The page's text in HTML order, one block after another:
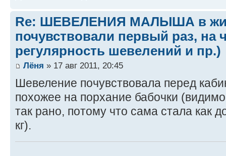
Re: ШЕВЕЛЕНИЯ МАЛЫША в
почувствовали первый раз, на
регулярность шевелений и пр.)
Лёня » 17 авг 2011, 20:45
Шевеление почувствовала перед
похожее на порхание бабочки
так рано, потому что сама стала как
кг).